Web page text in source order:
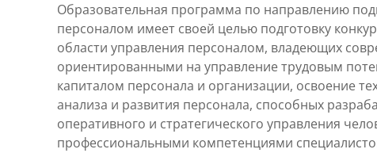
Образовательная программа по направлению
персоналом имеет своей целью подготовку
области управления персоналом, владеющих
ориентированными на управление трудовым
капиталом персонала и организации, освоение
анализа и развития персонала, способных
оперативного и стратегического управления
профессиональными компетенциями